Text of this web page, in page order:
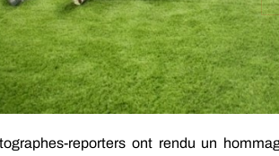
reporters ont rendu un